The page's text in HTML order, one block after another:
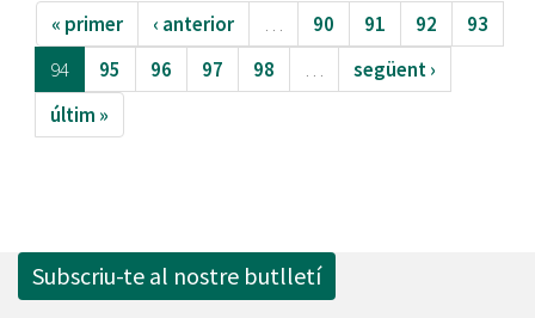
« primer ‹ anterior … 90 91 92
93
94
95 96 97 98 …
següent ›
últim »
Subscriu-te al nostre butlletí